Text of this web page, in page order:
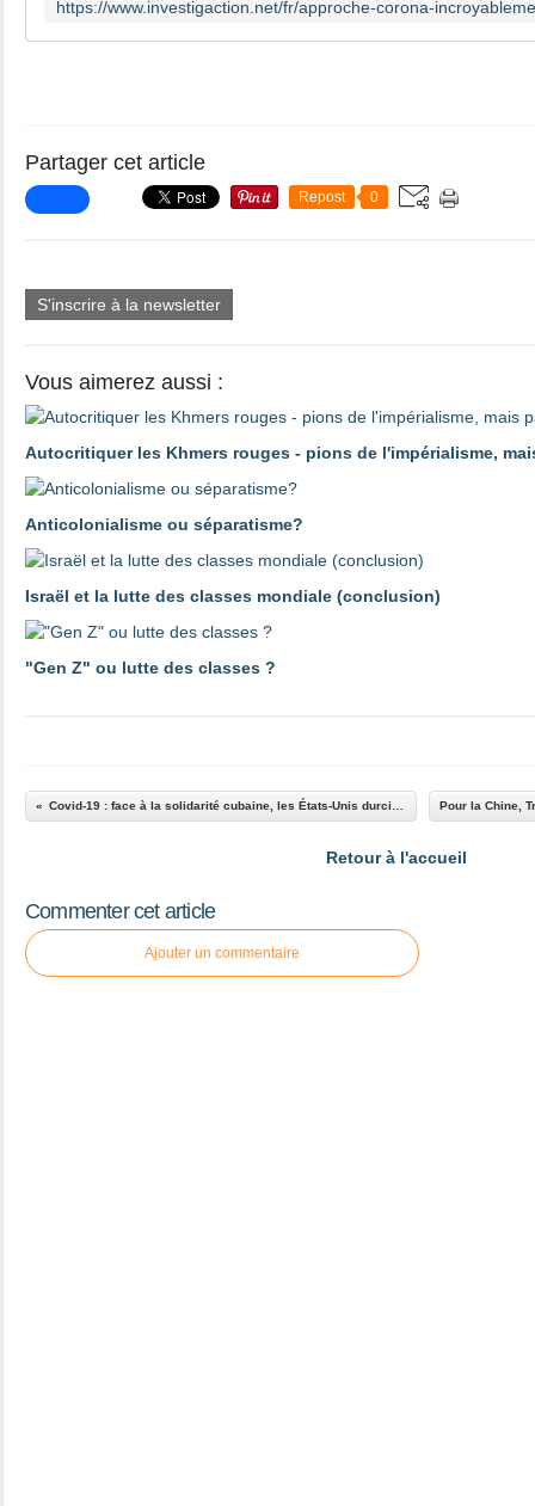
Partager cet article
Repost 0
S'inscrire à la newsletter
Vous aimerez aussi :
Autocritiquer les Khmers rouges - pions de l'impérialisme,
Anticolonialisme ou séparatisme?
Israël et la lutte des classes mondiale (conclusion)
"Gen Z" ou lutte des classes ?
Retour à l'accueil
Commenter cet article
Ajouter un commentaire